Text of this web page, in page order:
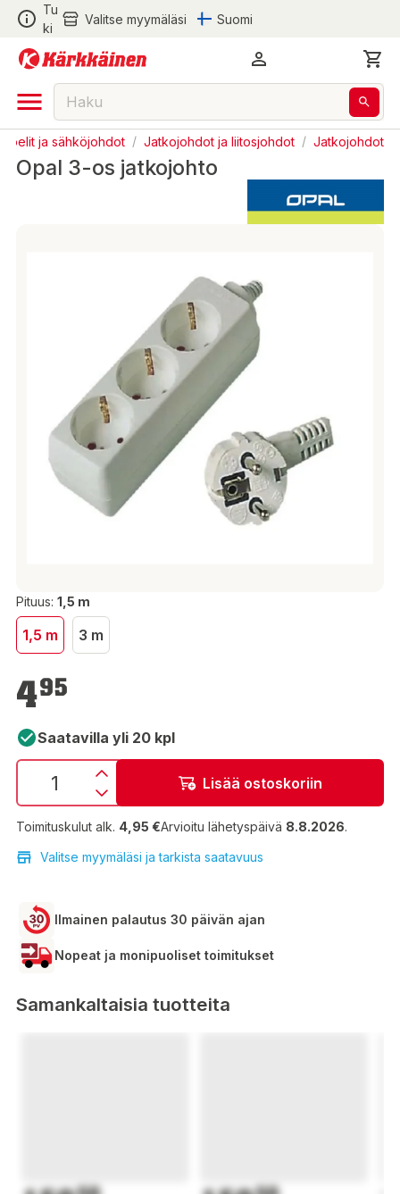
Tu
ki
Valitse myymäläsi Suomi
ja sähköjohdot / Jatkojohdot ja liitosjohdot / Jatkojohdot
Opal 3-os jatkojohto
Pituus: 1,5 m
1,5 m 3 m
4,95 €
495
Saatavilla yli 20 kpl
Lisää ostoskoriin
Toimituskulut alk. 4,95 €Arvioitu lähetyspäivä 8.8.2026.
Valitse myymäläsi ja tarkista saatavuus
Ilmainen palautus 30 päivän ajan
Nopeat ja monipuoliset toimitukset
Samankaltaisia tuotteita